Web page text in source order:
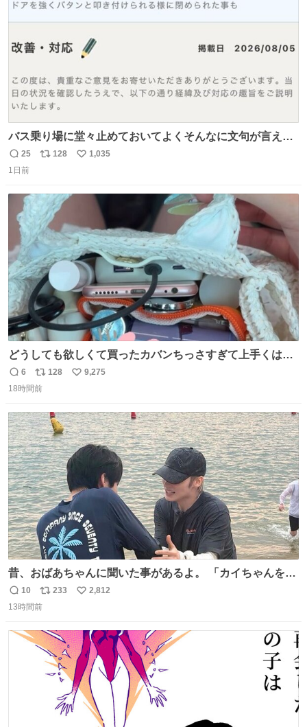
バス乗り場に堂々止めておいてよくそんなに文句が言える
ね 運転士は日本人やったのなら韓国人は関係ないし、なん
なら68歳も関係ない…
返
信
25
リ
ト
数
128
い
1,035
1日前
どうしても欲しくて買ったカバンちっさすぎて上手くはめ
ないと荷物入らん。女のカバンってなんでこんなちっさい
の
返
信
6
リ
ポ
ト
数
128
い
数
9,275
18時間前
昔、おばあちゃんに聞いた事があるよ。 「カイちゃんをい
じめると、アイツが海から上がって来るぞ。」って。
返
信
10
リ
ポ
ト
数
233
い
数
2,812
13時間前